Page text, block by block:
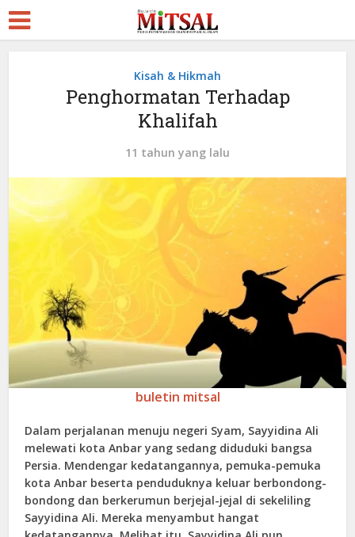
Kisah & Hikmah
Penghormatan Terhadap
Khalifah
11 tahun yang lalu
buletin mitsal
Dalam perjalanan menuju negeri Syam, Sayyidina Ali
melewati kota Anbar yang sedang diduduki bangsa
Persia. Mendengar kedatangannya, pemuka-pemuka
kota Anbar beserta penduduknya keluar berbondong-
bondong dan berkerumun berjejal-jejal di sekeliling
Sayyidina Ali. Mereka menyambut hangat